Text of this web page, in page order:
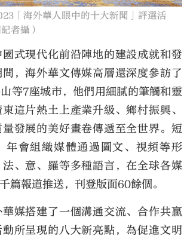
「海外華人眼中的十大新聞」評選活
者攝）
式現代化前沿陣地的建設成就和發
，海外華文傳媒高層還深度參訪了
等7座城市，他們用細膩的筆觸和靈
這片熱土上產業升級、鄉村振興、
發展的美好畫卷傳遞至全世界。短
年會組織媒體通過圖文、視頻等形
、意、羅等多種語言，在全球各媒
篇報道推送，刊登版面60餘個。
媒搭建了一個溝通交流、合作共贏
所呈現的八大新亮點，為促進文明